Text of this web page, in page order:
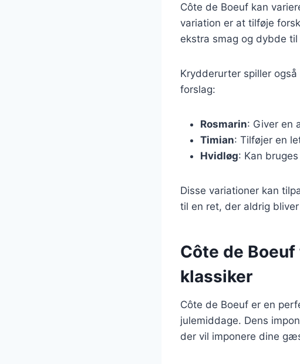
Côte de Boeuf kan
variation er at tilføje
ekstra smag og dybde
Krydderurter spiller
forslag:
Rosmarin: Giver en
Timian: Tilføjer en
Hvidløg: Kan
Disse variationer kan
til en ret, der aldrig
Côte de
klassiker
Côte de Boeuf er en
julemiddage. Dens
der vil imponere dine